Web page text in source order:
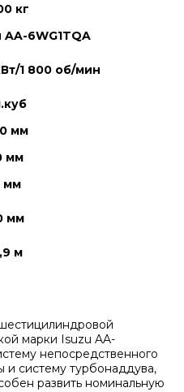
кг
AA-6WG1TQA
1 800 об/мин
мм
мм
мм
мм
м
марки Isuzu AA-
непосредственного
и систему турбонаддува,
развить номинальную